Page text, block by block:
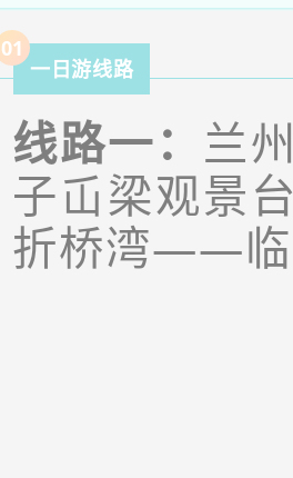
01
一日游线路
线路一： 兰
子屲梁观景
折桥湾——